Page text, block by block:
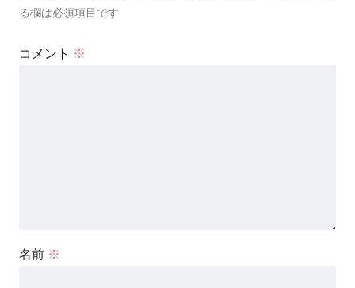
る欄は必須項目です
コメント ※
名前 ※